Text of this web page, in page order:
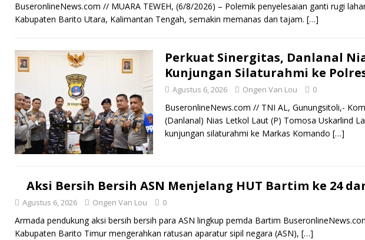
BuseronlineNews.com // MUARA TEWEH, (6/8/2026) – Polemik penyelesaian ganti rugi
Kabupaten Barito Utara, Kalimantan Tengah, semakin memanas dan tajam. […]
Perkuat Sinergitas, Danlanal
Kunjungan Silaturahmi ke
Agustus 6, 2026 Ongen Van Lou 0
BuseronlineNews.com // TNI AL, Gunungsitoli,-
(Danlanal) Nias Letkol Laut (P) Tomosa Uskarlind
kunjungan silaturahmi ke Markas Komando […]
Aksi Bersih Bersih ASN Menjelang HUT Bartim ke 24
Agustus 6, 2026 Ongen Van Lou 0
Armada pendukung aksi bersih bersih para ASN lingkup pemda Bartim
Kabupaten Barito Timur mengerahkan ratusan aparatur sipil negara (ASN), […]